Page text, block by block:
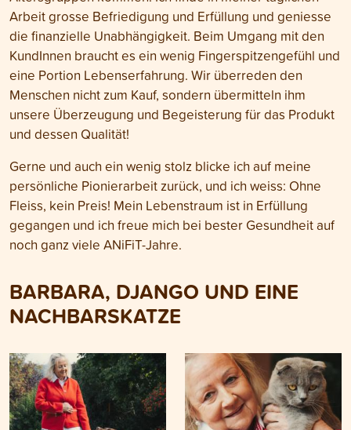
Arbeit grosse Befriedigung und Erfüllung und geniesse
die finanzielle Unabhängigkeit. Beim Umgang mit den
KundInnen braucht es ein wenig Fingerspitzengefühl und
eine Portion Lebenserfahrung. Wir überreden den
Menschen nicht zum Kauf, sondern übermitteln ihm
unsere Überzeugung und Begeisterung für das Produkt
und dessen Qualität!
Gerne und auch ein wenig stolz blicke ich auf meine
persönliche Pionierarbeit zurück, und ich weiss: Ohne
Fleiss, kein Preis! Mein Lebenstraum ist in Erfüllung
gegangen und ich freue mich bei bester Gesundheit auf
noch ganz viele ANiFiT-Jahre.
BARBARA, DJANGO UND EINE
NACHBARSKATZE